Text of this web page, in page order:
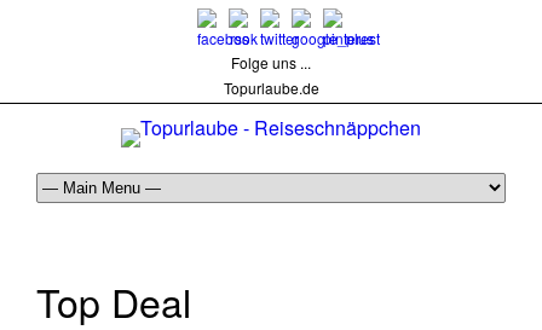
Folge uns ...
Topurlaube.de
Top Deal